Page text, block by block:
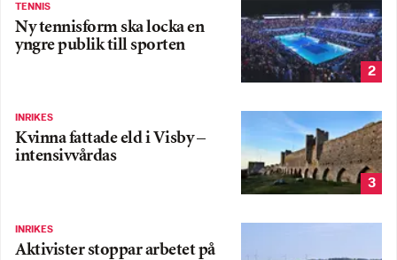
TENNIS
Ny tennisform ska locka en
yngre publik till sporten
2
INRIKES
Kvinna fattade eld i Visby –
intensivvårdas
3
INRIKES
Aktivister stoppar arbetet på